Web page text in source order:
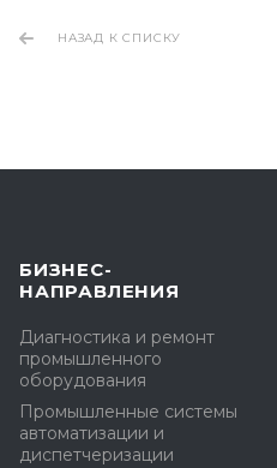
НАЗАД К СПИСКУ
БИЗНЕС-
НАПРАВЛЕНИЯ
Диагностика и ремонт
промышленного
оборудования
Промышленные системы
автоматизации и
диспетчеризации